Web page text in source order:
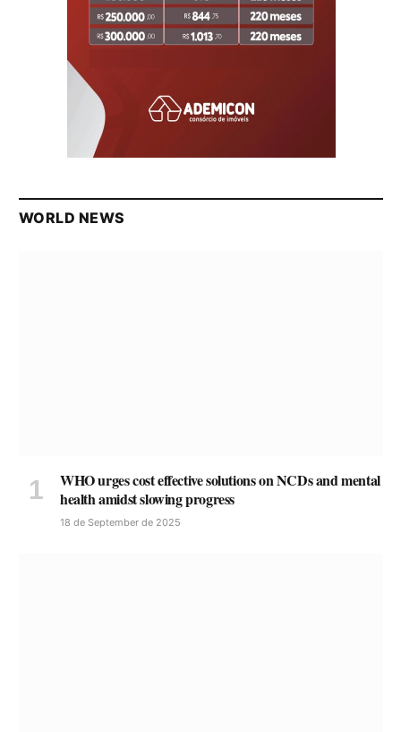
WORLD NEWS
WHO urges cost effective solutions on NCDs and mental
health amidst slowing progress
18 de September de 2025